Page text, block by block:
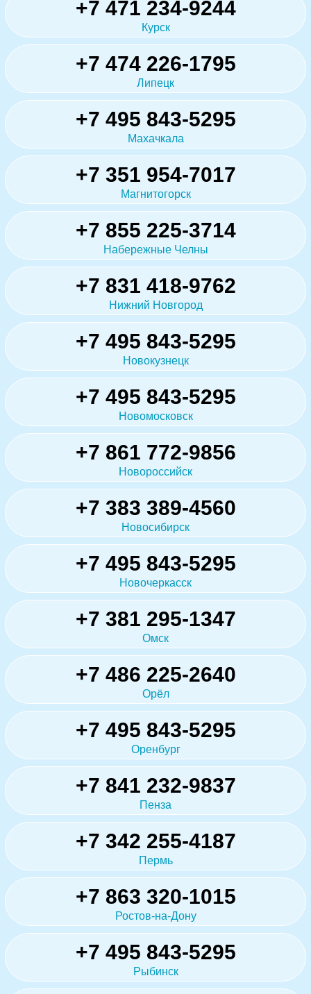
+7 471 234-9244
Курск
+7 474 226-1795
Липецк
+7 495 843-5295
Махачкала
+7 351 954-7017
Магнитогорск
+7 855 225-3714
Набережные Челны
+7 831 418-9762
Нижний Новгород
+7 495 843-5295
Новокузнецк
+7 495 843-5295
Новомосковск
+7 861 772-9856
Новороссийск
+7 383 389-4560
Новосибирск
+7 495 843-5295
Новочеркасск
+7 381 295-1347
Омск
+7 486 225-2640
Орёл
+7 495 843-5295
Оренбург
+7 841 232-9837
Пенза
+7 342 255-4187
Пермь
+7 863 320-1015
Ростов-на-Дону
+7 495 843-5295
Рыбинск